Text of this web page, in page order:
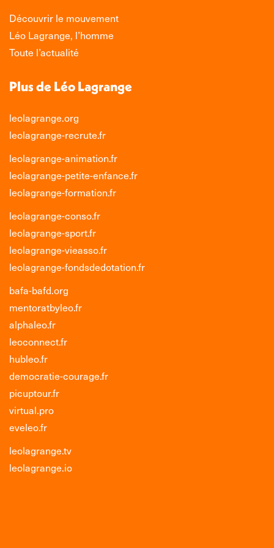
Découvrir le mouvement
Léo Lagrange, l’homme
Toute l’actualité
Plus de Léo Lagrange
leolagrange.org
leolagrange-recrute.fr
leolagrange-animation.fr
leolagrange-petite-enfance.fr
leolagrange-formation.fr
leolagrange-conso.fr
leolagrange-sport.fr
leolagrange-vieasso.fr
leolagrange-fondsdedotation.fr
bafa-bafd.org
mentoratbyleo.fr
alphaleo.fr
leoconnect.fr
hubleo.fr
democratie-courage.fr
picuptour.fr
virtual.pro
eveleo.fr
leolagrange.tv
leolagrange.io